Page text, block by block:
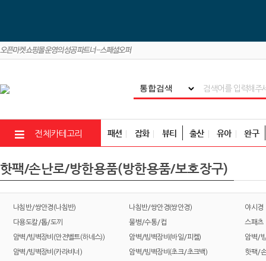
전체카테고리 패션 잡화 뷰티 출산 유아 완구
핫팩/손난로/방한용품(방한용품/보호장구)
나침반/쌍안경(나침반) 나침반/쌍안경(쌍안경) 야시경
다용도칼/톱/도끼 물병/수통/컵 스패츠
암벽/빙벽장비(안전벨트(하네스)) 암벽/빙벽장비(바일/피켈) 암벽/
암벽/빙벽장비(카라비너) 암벽/빙벽장비(초크/초크백) 핫팩/